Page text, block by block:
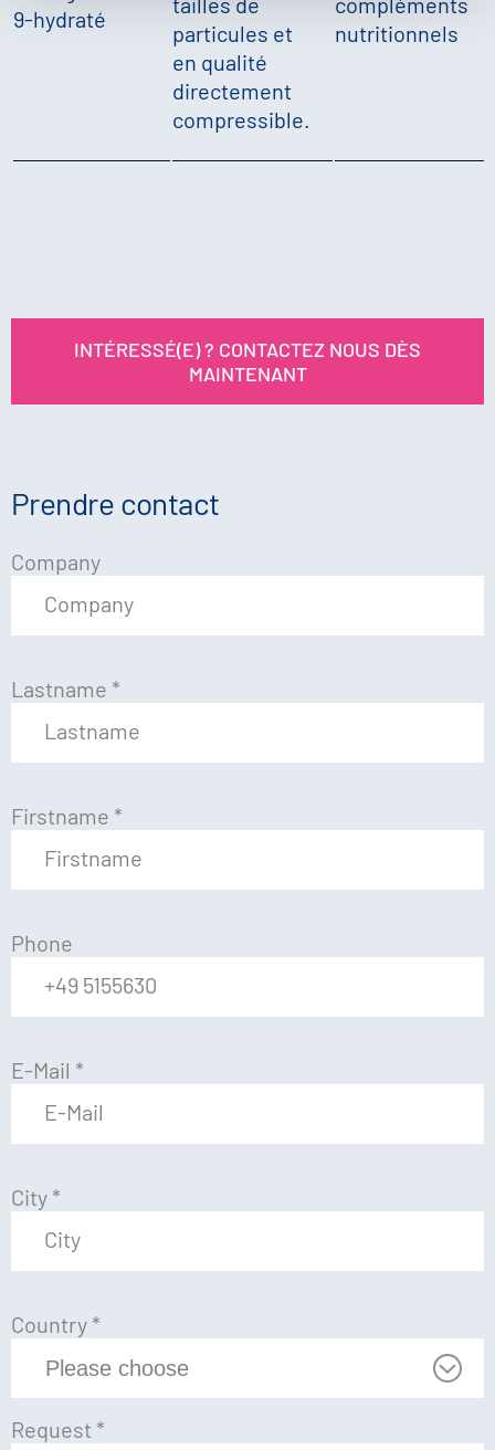
9-hydraté
particules et
en qualité
directement
compressible.
nutritionnels
INTÉRESSÉ(E) ? CONTACTEZ NOUS DÈS
MAINTENANT
Prendre contact
Company
Lastname *
Firstname *
Phone
E-Mail *
City *
Country *
Request *